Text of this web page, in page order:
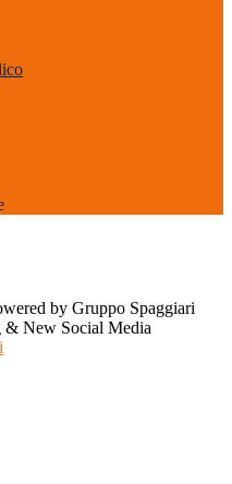
by Gruppo Spaggiari
& New Social Media